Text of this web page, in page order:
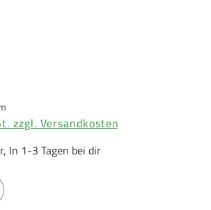
zzgl. Versandkosten
In 1-3 Tagen bei dir
Gib den gewünschten Wert